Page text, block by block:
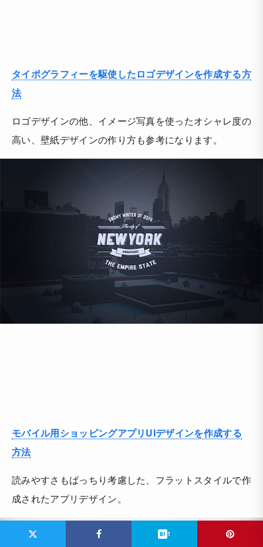
タイポグラフィーを駆使したロゴデザインを作成する方
法
ロゴデザインの他、イメージ写真を使ったオシャレ度の
高い、壁紙デザインの作り方も参考になります。
モバイル用ショッピングアプリUIデザインを作成する
方法
読みやすさもばっちり考慮した、フラットスタイルで作
成されたアプリデザイン。
1